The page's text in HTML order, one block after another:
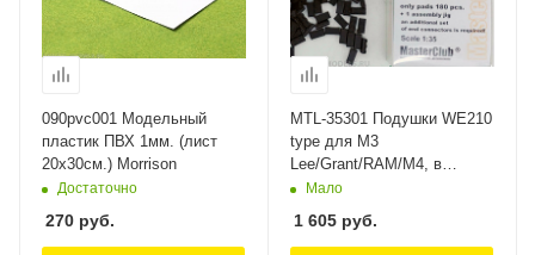
090pvc001 Модельный
пластик ПВХ 1мм. (лист
20х30см.) Morrison
Достаточно
270 руб.
MTL-35301 Подушки WE210
type для M3
Lee/Grant/RAM/M4, в
ноборе только 180 подушек
Мало
1 605 руб.